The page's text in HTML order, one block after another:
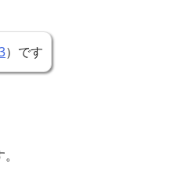
）です